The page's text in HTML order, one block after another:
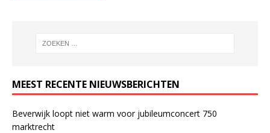
MEEST RECENTE NIEUWSBERICHTEN
Beverwijk loopt niet warm voor jubileumconcert 750
marktrecht